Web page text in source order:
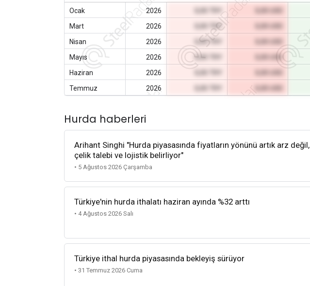
Ocak 2026
Mart
2026 0,00 TRY
Nisan
2026 0,00 TRY
Mayıs
2026 0,00 TRY
Haziran
2026
Temmuz
2026
Hurda haberleri
Arihant Singhi "Hurda piyasasında fiyatların yönünü artık arz değil,
çelik talebi ve lojistik belirliyor"
• 5 Ağustos 2026 Çarşamba
Türkiye'nin hurda ithalatı haziran ayında %32 arttı
• 4 Ağustos 2026 Salı
Türkiye ithal hurda piyasasında bekleyiş sürüyor
• 31 Temmuz 2026 Cuma